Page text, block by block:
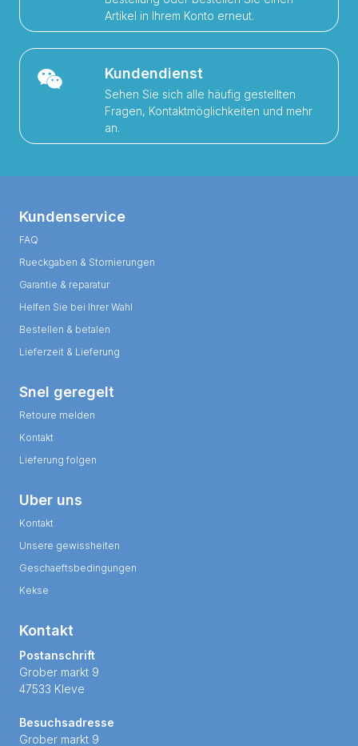
Artikel in Ihrem Konto erneut.
Kundendienst
Sehen Sie sich alle häufig gestellten
Fragen, Kontaktmöglichkeiten und mehr
an.
Kundenservice
FAQ
Rueckgaben & Stornierungen
Garantie & reparatur
Helfen Sie bei Ihrer Wahl
Bestellen & betalen
Lieferzeit & Lieferung
Snel geregelt
Retoure melden
Kontakt
Lieferung folgen
Uber uns
Kontakt
Unsere gewissheiten
Geschaeftsbedingungen
Kekse
Kontakt
Postanschrift
Grober markt 9
47533 Kleve
Besuchsadresse
Grober markt 9